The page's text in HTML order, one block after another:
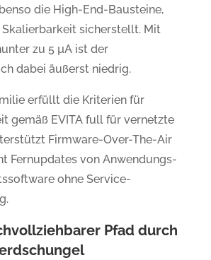
die High-End-Bausteine,
sicherstellt. Mit
zu 5 µA ist der
dabei äußerst niedrig.
erfüllt die Kriterien für
gemäß EVITA full für vernetzte
Firmware-Over-The-Air
Fernupdates von Anwendungs-
ohne Service-
Pfad durch